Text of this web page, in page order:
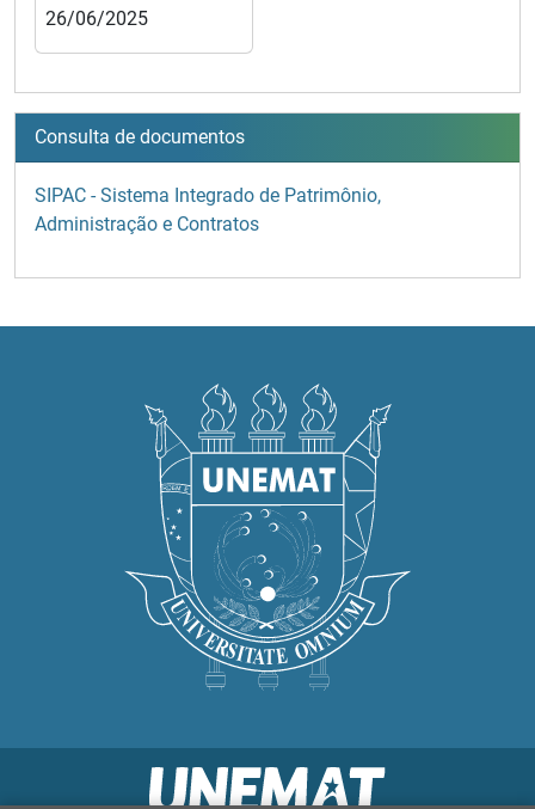
26/06/2025
Consulta de documentos
SIPAC - Sistema Integrado de Patrimônio,
Administração e Contratos